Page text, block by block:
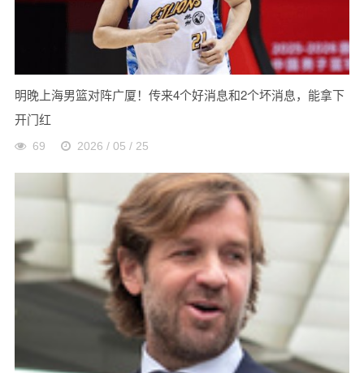
明晚上海男篮对阵广厦！传来4个好消息和2个坏消息，能拿下
开门红
69 2026 / 05 / 25